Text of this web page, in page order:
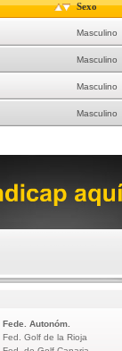
Sexo
Masculino
Masculino
Masculino
Masculino
Fede. Autonóm.
Fed. Golf de la Rioja